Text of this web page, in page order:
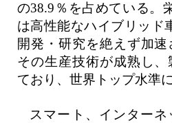
の38.9％を占めている。
は高性能なハイブリッド
開発・研究を絶えず加速
その生産技術が成熟し
ており、世界トップ水準
スマート、インター